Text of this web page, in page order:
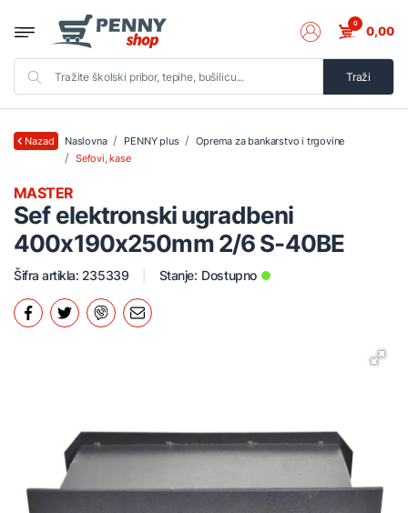
Traži
0 0,00
Nazad Naslovna PENNY plus
Oprema za bankarstvo i trgovine
Sefovi, kase
Sef elektronski ugradbeni
400x190x250mm 2/6 S-40BE
MASTER
Šifra artikla: 235339 Stanje: Dostupno